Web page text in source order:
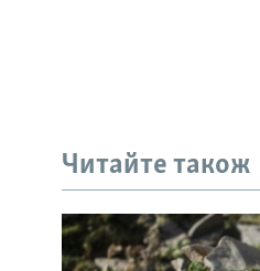
Читайте також